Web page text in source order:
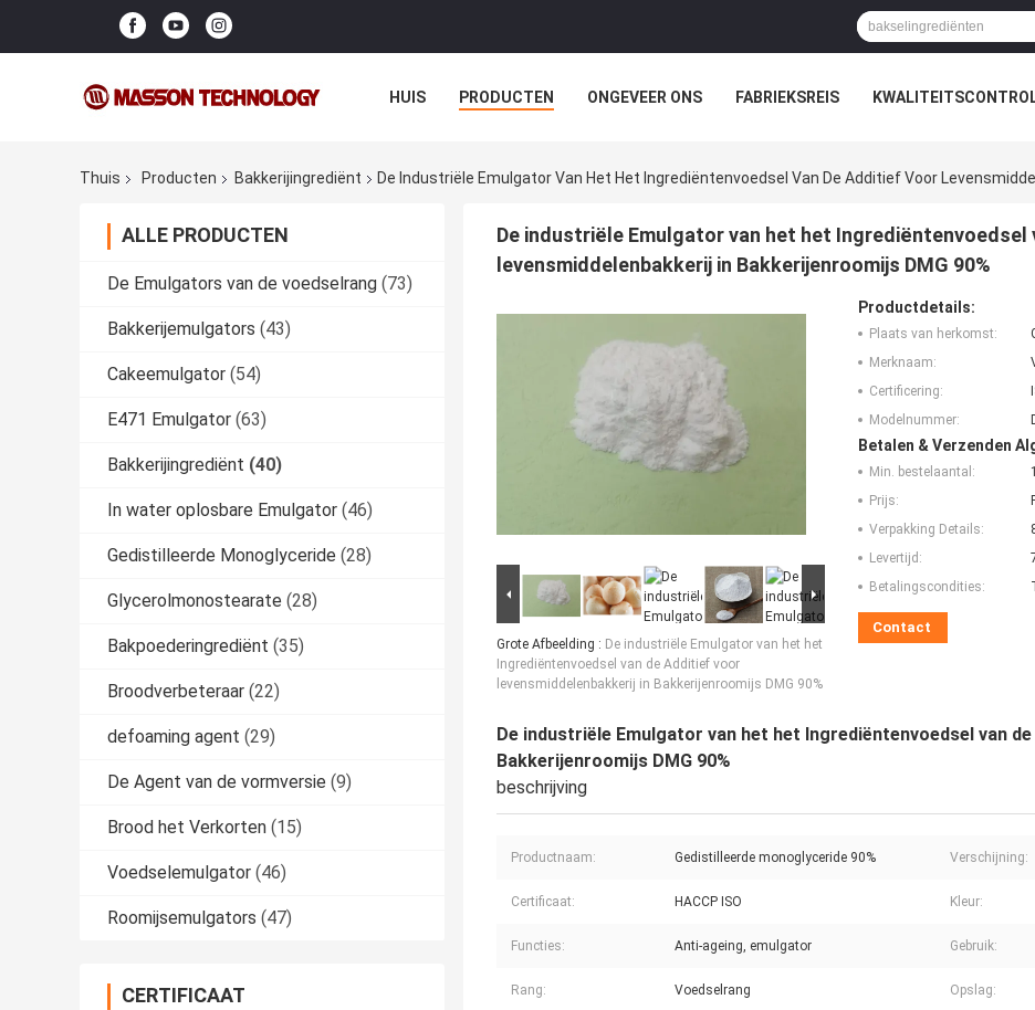
HUIS PRODUCTEN ONGEVEER ONS FABRIEKSREIS
Thuis Producten Bakkerijingrediënt De Industriële Emulgator Van Het Het Ingrediëntenvoedsel Van De Additief Voor
ALLE PRODUCTEN
De Emulgators van de voedselrang (73)
Bakkerijemulgators (43)
Cakeemulgator (54)
E471 Emulgator (63)
Bakkerijingrediënt (40)
In water oplosbare Emulgator (46)
Gedistilleerde Monoglyceride (28)
Glycerolmonostearate (28)
Bakpoederingrediënt (35)
Broodverbeteraar (22)
defoaming agent (29)
De Agent van de vormversie (9)
Brood het Verkorten (15)
Voedselemulgator (46)
Roomijsemulgators (47)
CERTIFICAAT
De industriële Emulgator van het het
levensmiddelenbakkerij in Bakkerijenroomijs DMG 90%
Grote Afbeelding : De industriële Emulgator van het het
Ingrediëntenvoedsel van de Additief voor
levensmiddelenbakkerij in Bakkerijenroomijs DMG 90%
Productdetails:
Plaats van herkomst:
Merknaam:
Certificering:
Modelnummer:
Betalen & Verzenden
Min. bestelaantal:
Prijs:
Verpakking Details:
Levertijd:
Betalingscondities:
Contact
De industriële Emulgator van het het Ingrediëntenvoedsel van
Bakkerijenroomijs DMG 90%
beschrijving
Productnaam: Gedistilleerde monoglyceride 90% Verschijning:
Certificaat: HACCP ISO Kleur:
Functies: Anti-ageing, emulgator Gebruik:
Rang: Voedselrang Opslag: